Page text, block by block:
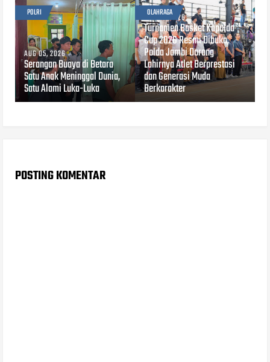
POLRI
AUG 05, 2026
Serangan Buaya di Betara
Satu Anak Meninggal Dunia,
Satu Alami Luka-Luka
OLAHRAGA
AUG 03, 2026
Turnamen Basket Kapolda
Cup 2026 Resmi Dibuka,
Polda Jambi Dorong
Lahirnya Atlet Berprestasi
dan Generasi Muda
Berkarakter
POSTING KOMENTAR